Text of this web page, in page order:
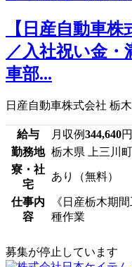
【日産自動車
／入社祝い金・
車部...
日産自動車株式会社 栃
給与 月収例344,640円
勤務地 栃木県 上三川町
寮・社
宅
あり（無料）
仕事内
容
《日産栃木期
種作業
募集が停止しています